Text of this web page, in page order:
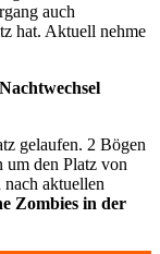
auch
hat. Aktuell nehme
gelaufen. 2 Bögen
um den Platz von
nach aktuellen
Zombies in der